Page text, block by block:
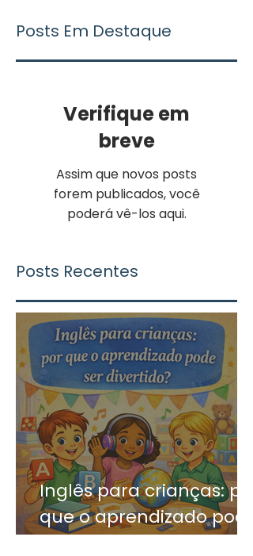
Posts Em Destaque
Verifique em
breve
Assim que novos posts
forem publicados, você
poderá vê-los aqui.
Posts Recentes
Inglês para crianças: por
que o aprendizado pode
ser divertido?